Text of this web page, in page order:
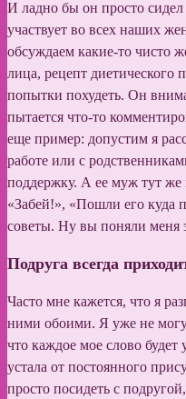
И ладно бы он просто
участвует во всех наших
обсуждаем какие-то чисто
лица, рецепт
попытки похудеть. Он
пытается что-то
еще пример: допустим я
работе или с
поддержку. А ее муж тут же
«Забей!», «Пошли его куда
советы. Ну вы поняли меня
Подруга всегда
Часто мне кажется, что я
ними обоими. Я уже не могу
что каждое мое слово
устала от постоянного
просто посидеть с